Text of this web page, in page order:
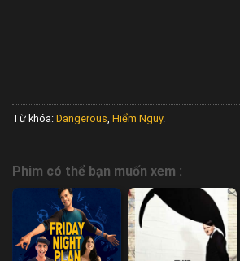
Từ khóa: Dangerous Hiểm Nguy.
Phim có thể bạn muốn xem :